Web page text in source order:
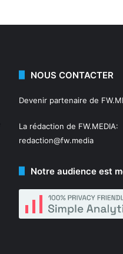
NOUS CONTACTER
Devenir partenaire de
La rédaction de FW.MEDIA:
redaction@fw.media
Notre audience est